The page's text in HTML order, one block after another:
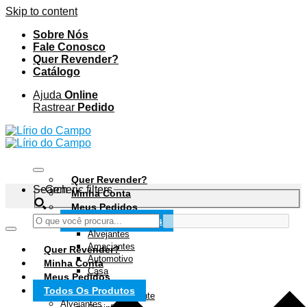
Skip to content
Sobre Nós
Fale Conosco
Quer Revender?
Catálogo
Ajuda Online
Rastrear Pedido
Quer Revender?
Minha Conta
Meus Pedidos
Todos Os Produtos
Alvejantes
Amaciantes
Automotivo
Casa
Desengordurante
Search
Generic filters
Quer Revender?
Minha Conta
Meus Pedidos
Todos Os Produtos
Alvejantes